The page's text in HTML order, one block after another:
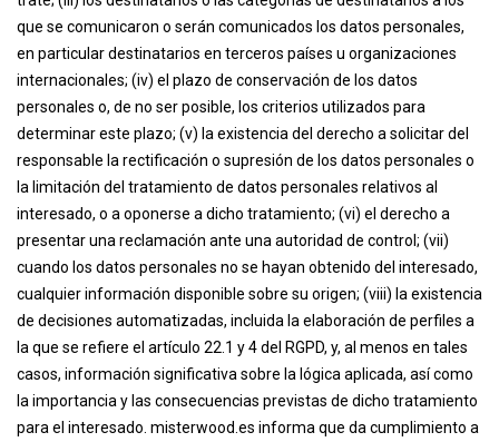
que se comunicaron o serán comunicados los datos personales,
en particular destinatarios en terceros países u organizaciones
internacionales; (iv) el plazo de conservación de los datos
personales o, de no ser posible, los criterios utilizados para
determinar este plazo; (v) la existencia del derecho a solicitar del
responsable la rectificación o supresión de los datos personales o
la limitación del tratamiento de datos personales relativos al
interesado, o a oponerse a dicho tratamiento; (vi) el derecho a
presentar una reclamación ante una autoridad de control; (vii)
cuando los datos personales no se hayan obtenido del interesado,
cualquier información disponible sobre su origen; (viii) la existencia
de decisiones automatizadas, incluida la elaboración de perfiles a
la que se refiere el artículo 22.1 y 4 del RGPD, y, al menos en tales
casos, información significativa sobre la lógica aplicada, así como
la importancia y las consecuencias previstas de dicho tratamiento
para el interesado. misterwood.es informa que da cumplimiento a